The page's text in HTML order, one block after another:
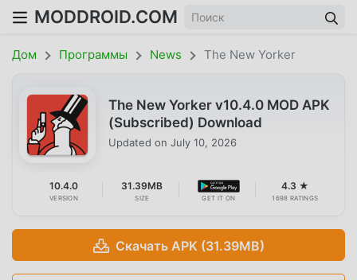
MODDROID.COM
Дом Программы News The New Yorker
The New Yorker v10.4.0 MOD APK
(Subscribed) Download
Updated on July 10, 2026
10.4.0
VERSION
31.39MB
SIZE GET IT ON
4.3 ★
1698 RATINGS
Скачать APK (31.39MB)